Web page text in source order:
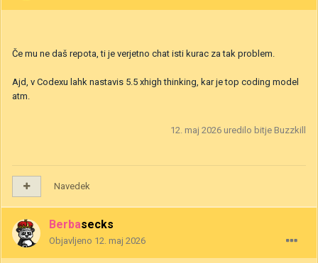
Če mu ne daš repota, ti je verjetno chat isti kurac za tak problem.
Ajd, v Codexu lahk nastavis 5.5 xhigh thinking, kar je top coding model
atm.
12. maj 2026 uredilo bitje Buzzkill
Navedek
Berbasecks
Objavljeno 12. maj 2026